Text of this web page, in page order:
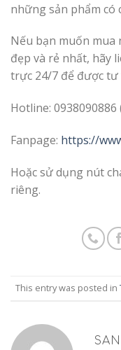
những sản phẩm
Nếu bạn muốn mua
đẹp và rẻ nhất, hãy
trực 24/7 để được tư
Hotline: 0938090886
Fanpage: https://
Hoặc sử dụng nút
riêng.
This entry was posted in